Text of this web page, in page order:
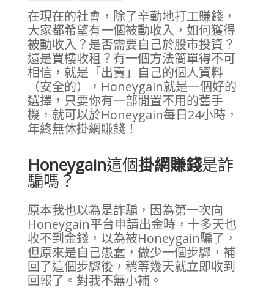
在現在的社會，除了辛勤地打工賺錢，
大家都希望有一個被動收入，如何獲得
被動收入？是否需要自己於股市投資？
還是買樓收租？有一個方法簡單得不可
相信，就是「出賣」自己的個人資料
（安全的），Honeygain就是一個好的
選擇，只要你有一部閒置不用的舊手
機，就可以於Honeygain每日24小時，
年終無休掛網賺錢！
Honeygain這個掛網賺錢是詐
騙嗎？
原本我也以為是詐騙，因為第一次向
Honeygain平台申請出金時，十多天也
收不到金錢，以為被Honeygain騙了，
但原來是自己愚蠢，做少一個步驟，補
回了這個步驟後，稍等幾天就立即收到
回報了。對我不無小補。